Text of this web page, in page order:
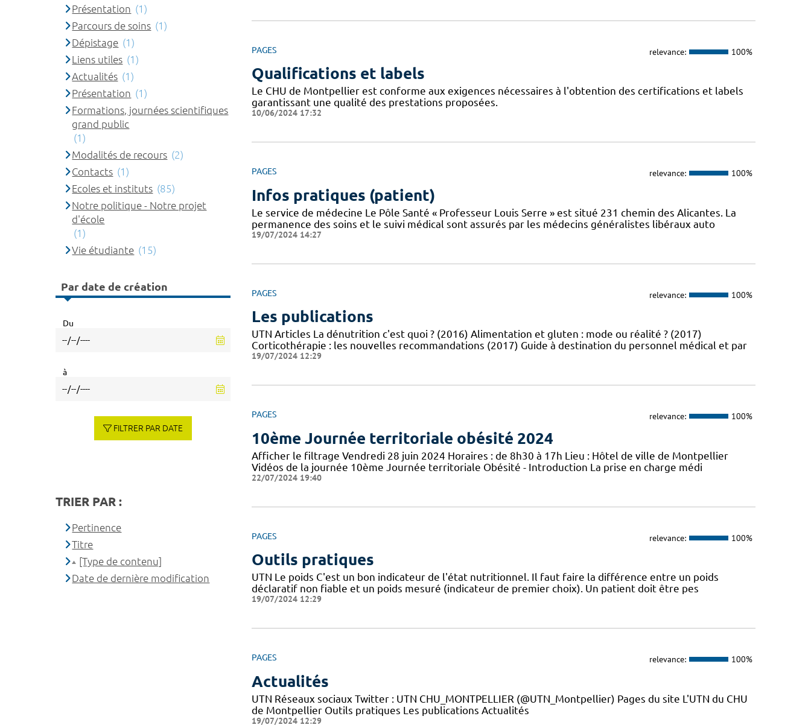
PAGES relevance: 100%
Qualifications et labels
Le CHU de Montpellier est conforme aux exigences nécessaires à l'obtention des certifications et labels
garantissant une qualité des prestations proposées.
10/06/2024 17:32
PAGES relevance: 100%
Infos pratiques (patient)
Le service de médecine Le Pôle Santé « Professeur Louis Serre » est situé 231 chemin des Alicantes. La
permanence des soins et le suivi médical sont assurés par les médecins généralistes libéraux auto
19/07/2024 14:27
PAGES relevance: 100%
Les publications
UTN Articles La dénutrition c'est quoi ? (2016) Alimentation et gluten : mode ou réalité ? (2017)
Corticothérapie : les nouvelles recommandations (2017) Guide à destination du personnel médical et par
19/07/2024 12:29
PAGES relevance: 100%
10ème Journée territoriale obésité 2024
Afficher le filtrage Vendredi 28 juin 2024 Horaires : de 8h30 à 17h Lieu : Hôtel de ville de Montpellier
Vidéos de la journée 10ème Journée territoriale Obésité - Introduction La prise en charge médi
22/07/2024 19:40
PAGES relevance: 100%
Outils pratiques
UTN Le poids C'est un bon indicateur de l'état nutritionnel. Il faut faire la différence entre un poids
déclaratif non fiable et un poids mesuré (indicateur de premier choix). Un patient doit être pes
19/07/2024 12:29
PAGES relevance: 100%
Actualités
UTN Réseaux sociaux Twitter : UTN CHU_MONTPELLIER (@UTN_Montpellier) Pages du site L'UTN du CHU
de Montpellier Outils pratiques Les publications Actualités
19/07/2024 12:29
Présentation (1)
Parcours de soins (1)
Dépistage (1)
Liens utiles (1)
Actualités (1)
Présentation (1)
Formations, journées scientifiques
grand public
(1)
Modalités de recours (2)
Contacts (1)
Ecoles et instituts (85)
Notre politique - Notre projet
d'école
(1)
Vie étudiante (15)
Par date de création
Du
à
FILTRER PAR DATE
TRIER PAR :
Pertinence
Titre
[Type de contenu]
Date de dernière modification